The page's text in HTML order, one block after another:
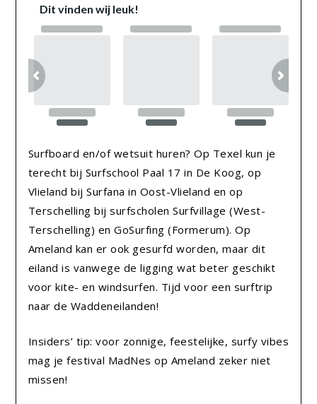
Dit vinden wij leuk!
Surfboard en/of wetsuit huren? Op Texel kun je
terecht bij Surfschool Paal 17 in De Koog, op
Vlieland bij Surfana in Oost-Vlieland en op
Terschelling bij surfscholen Surfvillage (West-
Terschelling) en GoSurfing (Formerum). Op
Ameland kan er ook gesurfd worden, maar dit
eiland is vanwege de ligging wat beter geschikt
voor kite- en windsurfen. Tijd voor een surftrip
naar de Waddeneilanden!
Insiders’ tip: voor zonnige, feestelijke, surfy vibes
mag je festival MadNes op Ameland zeker niet
missen!